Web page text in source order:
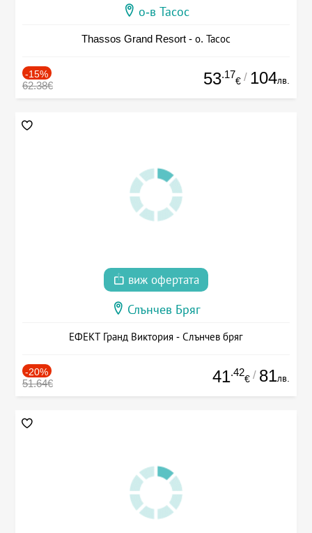
о-в Тасос
Thassos Grand Resort - о. Тасос
-15%
62.38€ 53.17
€ / 104лв.
виж офертата
Слънчев Бряг
ЕФЕКТ Гранд Виктория - Слънчев бряг
-20%
51.64€ 41.42
€ / 81лв.